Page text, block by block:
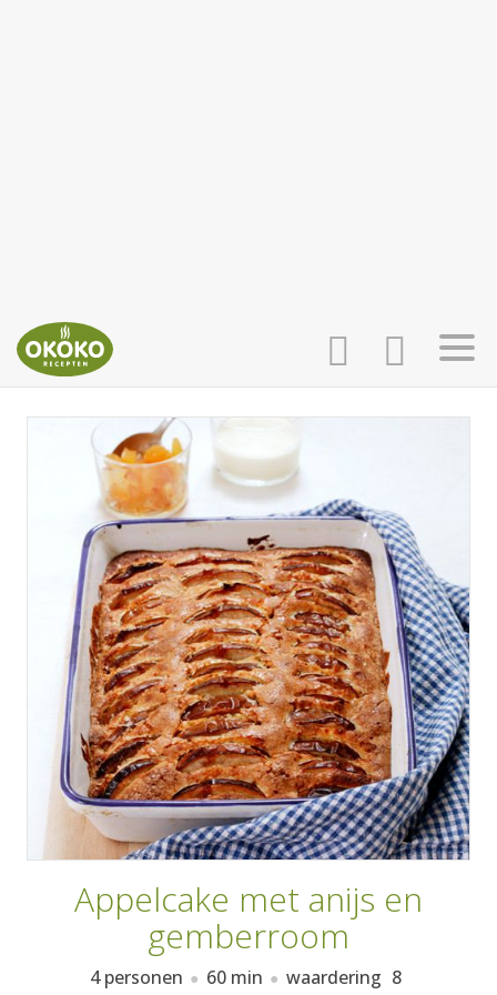
AANMELDEN
HOME
RECEPTEN
WEEKMENU'S
KOOKBOEKEN
Appelcake met anijs en
gemberroom
4 personen 60 min waardering 8